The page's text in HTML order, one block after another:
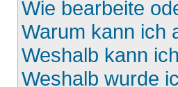
Wie bearbeite
Warum kann ich
Weshalb kann
Weshalb wurde